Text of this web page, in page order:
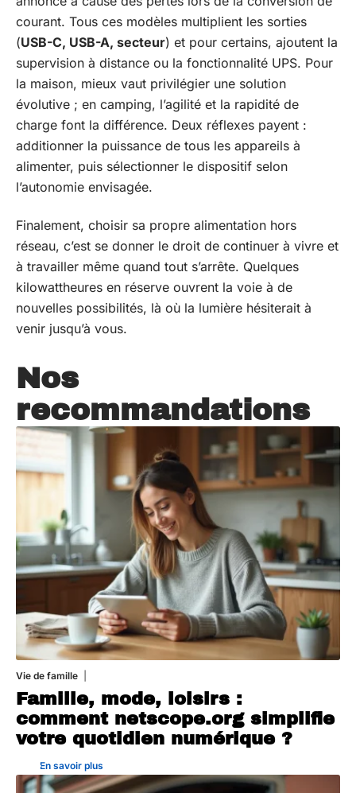
courant. Tous ces modèles multiplient les sorties
(USB-C, USB-A, secteur) et pour certains, ajoutent la
supervision à distance ou la fonctionnalité UPS. Pour
la maison, mieux vaut privilégier une solution
évolutive ; en camping, l’agilité et la rapidité de
charge font la différence. Deux réflexes payent :
additionner la puissance de tous les appareils à
alimenter, puis sélectionner le dispositif selon
l’autonomie envisagée.
Finalement, choisir sa propre alimentation hors
réseau, c’est se donner le droit de continuer à vivre et
à travailler même quand tout s’arrête. Quelques
kilowattheures en réserve ouvrent la voie à de
nouvelles possibilités, là où la lumière hésiterait à
venir jusqu’à vous.
Nos
recommandations
Vie de famille
Famille, mode, loisirs :
comment netscope.org simplifie
votre quotidien numérique ?
En savoir plus